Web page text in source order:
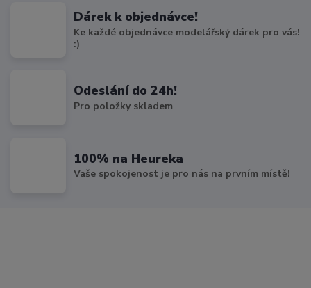
Dárek k objednávce!
Ke každé objednávce modelářský dárek pro vás!
:)
Odeslání do 24h!
Pro položky skladem
100% na Heureka
Vaše spokojenost je pro nás na prvním místě!